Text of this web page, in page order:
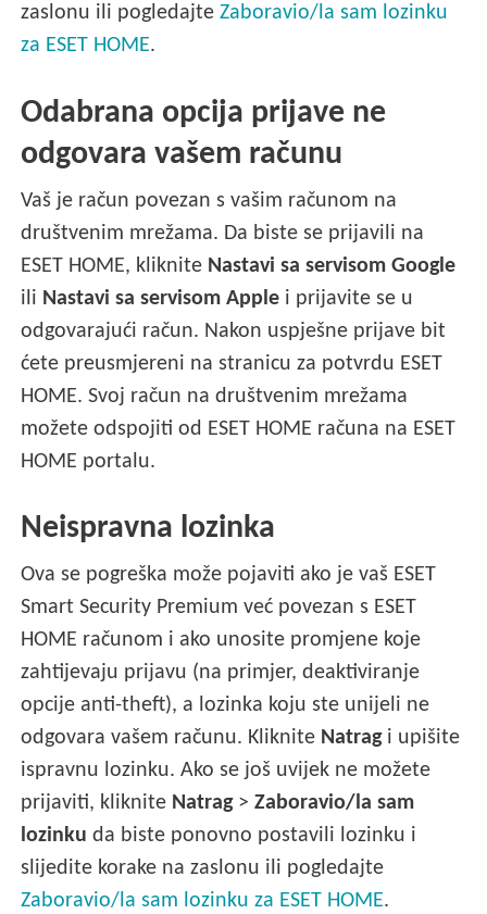
zaslonu ili pogledajteZaboravio/la sam lozinku
za ESET HOME.
Odabrana opcija prijave ne
odgovara vašem računu
Vaš je račun povezan s vašim računom na
društvenim mrežama. Da biste se prijavili na
ESET HOME, kliknite Nastavi sa servisom Google
ili Nastavi sa servisom Apple i prijavite se u
odgovarajući račun. Nakon uspješne prijave bit
ćete preusmjereni na stranicu za potvrdu ESET
HOME. Svoj račun na društvenim mrežama
možete odspojiti od ESET HOME računa na ESET
HOME portalu.
Neispravna lozinka
Ova se pogreška može pojaviti ako je vaš ESET
Smart Security Premium već povezan s ESET
HOME računom i ako unosite promjene koje
zahtijevaju prijavu (na primjer, deaktiviranje
opcije anti-theft), a lozinka koju ste unijeli ne
odgovara vašem računu. Kliknite Natragi upišite
ispravnu lozinku. Ako se još uvijek ne možete
prijaviti, kliknite Natrag>Zaboravio/la sam
lozinku da biste ponovno postavili lozinku i
slijedite korake na zaslonu ili pogledajte
Zaboravio/la sam lozinku za ESET HOME.